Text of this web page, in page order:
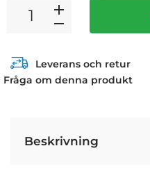
Leverans och retur
Fråga om denna produkt
Beskrivning